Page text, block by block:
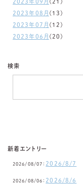
2023年09月 (21)
2023年08月 (13)
2023年07月 (12)
2023年06月 (20)
検索
新着エントリー
2026/08/07： 2026/8/7
2026/08/06： 2026/8/6